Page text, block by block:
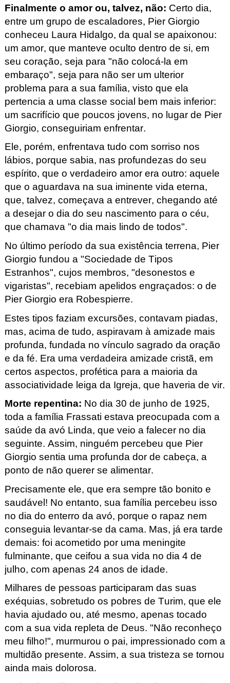
Finalmente o amor ou, talvez, não: Certo dia,
entre um grupo de escaladores, Pier Giorgio
conheceu Laura Hidalgo, da qual se apaixonou:
um amor, que manteve oculto dentro de si, em
seu coração, seja para "não colocá-la em
embaraço", seja para não ser um ulterior
problema para a sua família, visto que ela
pertencia a uma classe social bem mais inferior:
um sacrifício que poucos jovens, no lugar de Pier
Giorgio, conseguiriam enfrentar.
Ele, porém, enfrentava tudo com sorriso nos
lábios, porque sabia, nas profundezas do seu
espírito, que o verdadeiro amor era outro: aquele
que o aguardava na sua iminente vida eterna,
que, talvez, começava a entrever, chegando até
a desejar o dia do seu nascimento para o céu,
que chamava "o dia mais lindo de todos".
No último período da sua existência terrena, Pier
Giorgio fundou a "Sociedade de Tipos
Estranhos", cujos membros, "desonestos e
vigaristas", recebiam apelidos engraçados: o de
Pier Giorgio era Robespierre.
Estes tipos faziam excursões, contavam piadas,
mas, acima de tudo, aspiravam à amizade mais
profunda, fundada no vínculo sagrado da oração
e da fé. Era uma verdadeira amizade cristã, em
certos aspectos, profética para a maioria da
associatividade leiga da Igreja, que haveria de vir.
Morte repentina: No dia 30 de junho de 1925,
toda a família Frassati estava preocupada com a
saúde da avó Linda, que veio a falecer no dia
seguinte. Assim, ninguém percebeu que Pier
Giorgio sentia uma profunda dor de cabeça, a
ponto de não querer se alimentar.
Precisamente ele, que era sempre tão bonito e
saudável! No entanto, sua família percebeu isso
no dia do enterro da avó, porque o rapaz nem
conseguia levantar-se da cama. Mas, já era tarde
demais: foi acometido por uma meningite
fulminante, que ceifou a sua vida no dia 4 de
julho, com apenas 24 anos de idade.
Milhares de pessoas participaram das suas
exéquias, sobretudo os pobres de Turim, que ele
havia ajudado ou, até mesmo, apenas tocado
com a sua vida repleta de Deus. "Não reconheço
meu filho!", murmurou o pai, impressionado com a
multidão presente. Assim, a sua tristeza se tornou
ainda mais dolorosa.